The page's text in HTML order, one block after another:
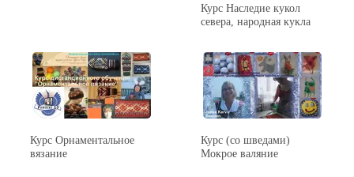
Курс Наследие кукол
севера, народная кукла
Курс Орнаментальное
вязание
Курс (со шведами)
Мокрое валяние